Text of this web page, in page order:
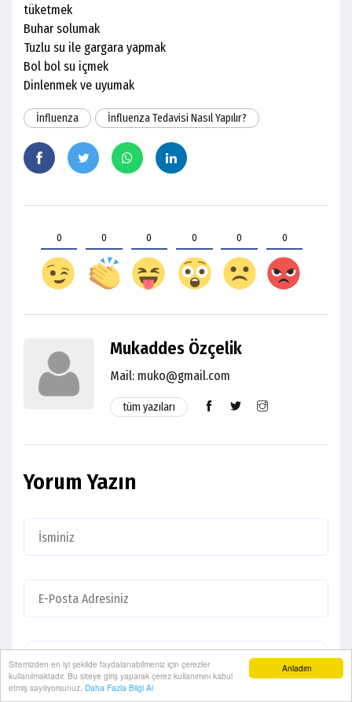
Anladım
Sitemizden en iyi şekilde faydalanabilmeniz için çerezler
kullanılmaktadır. Bu siteye giriş yaparak çerez kullanımını kabul
etmiş sayılıyorsunuz. Daha Fazla Bilgi Al
tüketmek
Buhar solumak
Tuzlu su ile gargara yapmak
Bol bol su içmek
Dinlenmek ve uyumak
İnfluenza İnfluenza Tedavisi Nasıl Yapılır?
0 0 0 0 0 0
Mukaddes Özçelik
Mail: muko@gmail.com
tüm yazıları
Yorum Yazın